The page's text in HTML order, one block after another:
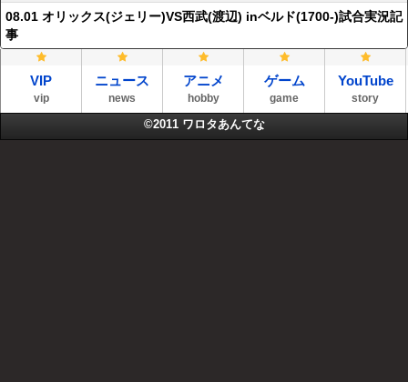
08.01 オリックス(ジェリー)VS西武(渡辺) inベルド(1700-)試合実況記
事
VIP
vip
ニュース
news
アニメ
hobby
ゲーム
game
YouTube
story
©2011 ワロタあんてな